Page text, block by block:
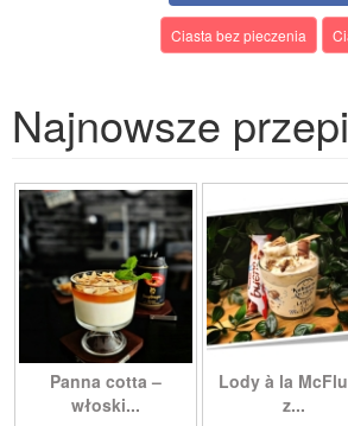
Ciasta bez pieczenia
Najnowsze
Panna cotta –
włoski...
Lody à la
z...